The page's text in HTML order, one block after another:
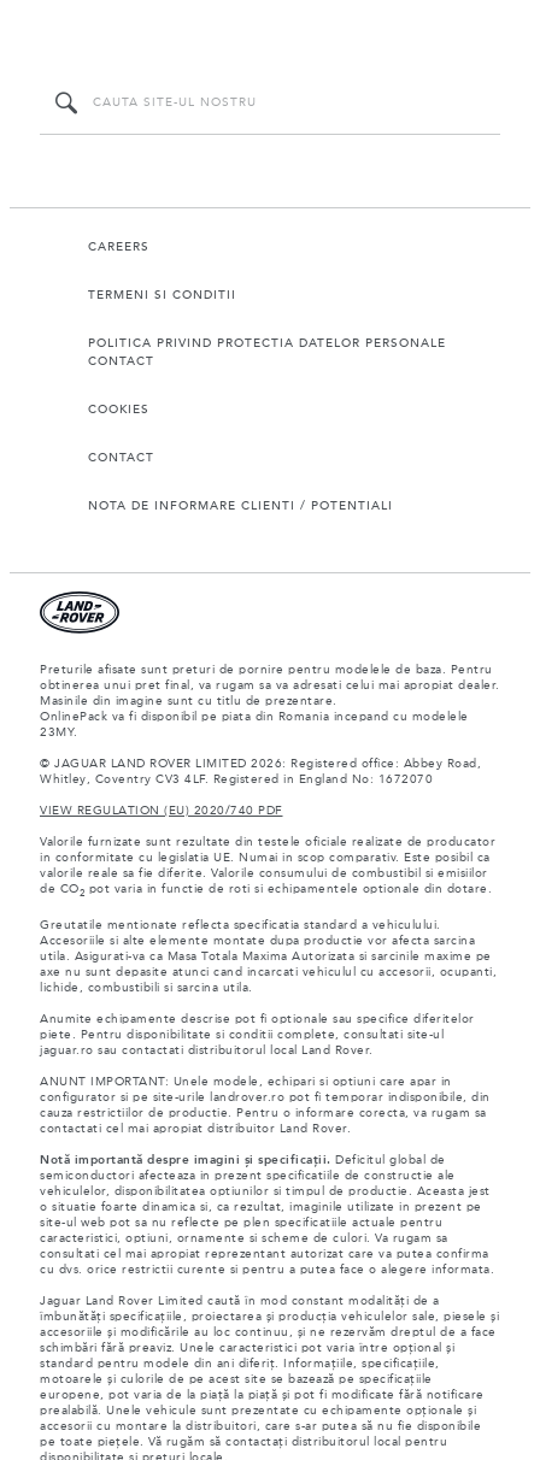
CAREERS
TERMENI SI CONDITII
POLITICA PRIVIND PROTECTIA DATELOR PERSONALE
CONTACT
COOKIES
CONTACT
NOTA DE INFORMARE CLIENTI / POTENTIALI
Preturile afisate sunt preturi de pornire pentru modelele de baza. Pentru
obtinerea unui pret final, va rugam sa va adresati celui mai apropiat dealer.
Masinile din imagine sunt cu titlu de prezentare.
OnlinePack va fi disponibil pe piata din Romania incepand cu modelele
23MY.
© JAGUAR LAND ROVER LIMITED 2026: Registered office: Abbey Road,
Whitley, Coventry CV3 4LF. Registered in England No: 1672070
VIEW REGULATION (EU) 2020/740 PDF
Valorile furnizate sunt rezultate din testele oficiale realizate de producator
in conformitate cu legislatia UE. Numai in scop comparativ. Este posibil ca
valorile reale sa fie diferite. Valorile consumului de combustibil si emisiilor
de CO2 pot varia in functie de roti si echipamentele optionale din dotare.
Greutatile mentionate reflecta specificatia standard a vehiculului.
Accesoriile si alte elemente montate dupa productie vor afecta sarcina
utila. Asigurati-va ca Masa Totala Maxima Autorizata si sarcinile maxime pe
axe nu sunt depasite atunci cand incarcati vehiculul cu accesorii, ocupanti,
lichide, combustibili si sarcina utila.
Anumite echipamente descrise pot fi optionale sau specifice diferitelor
piete. Pentru disponibilitate si conditii complete, consultati site-ul
jaguar.ro sau contactati distribuitorul local Land Rover.
ANUNT IMPORTANT: Unele modele, echipari si optiuni care apar in
configurator si pe site-urile landrover.ro pot fi temporar indisponibile, din
cauza restrictiilor de productie. Pentru o informare corecta, va rugam sa
contactati cel mai apropiat distribuitor Land Rover.
Notă importantă despre imagini și specificații. Deficitul global de
semiconductori afecteaza in prezent specificatiile de constructie ale
vehiculelor, disponibilitatea optiunilor si timpul de productie. Aceasta jest
o situatie foarte dinamica si, ca rezultat, imaginile utilizate in prezent pe
site-ul web pot sa nu reflecte pe plen specificatiile actuale pentru
caracteristici, optiuni, ornamente si scheme de culori. Va rugam sa
consultati cel mai apropiat reprezentant autorizat care va putea confirma
cu dvs. orice restrictii curente si pentru a putea face o alegere informata.
Jaguar Land Rover Limited caută în mod constant modalități de a
îmbunătăți specificațiile, proiectarea și producția vehiculelor sale, piesele și
accesoriile și modificările au loc continuu, și ne rezervăm dreptul de a face
schimbări fără preaviz. Unele caracteristici pot varia între opțional și
standard pentru modele din ani diferiț. Informațiile, specificațiile,
motoarele și culorile de pe acest site se bazează pe specificațiile
europene, pot varia de la piață la piață și pot fi modificate fără notificare
prealabilă. Unele vehicule sunt prezentate cu echipamente opționale și
accesorii cu montare la distribuitori, care s-ar putea să nu fie disponibile
pe toate piețele. Vă rugăm să contactați distribuitorul local pentru